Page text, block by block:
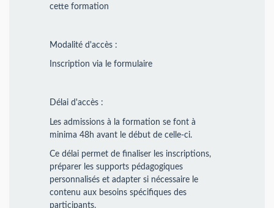
cette formation
Modalité d'accès :
Inscription via le formulaire
Délai d'accès :
Les admissions à la formation se font à
minima 48h avant le début de celle-ci.
Ce délai permet de finaliser les inscriptions,
préparer les supports pédagogiques
personnalisés et adapter si nécessaire le
contenu aux besoins spécifiques des
participants.